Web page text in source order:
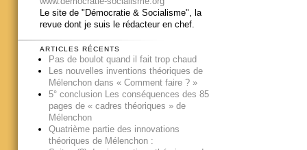
Le site de "Démocratie & Socialisme", la
revue dont je suis le rédacteur en chef.
ARTICLES RÉCENTS
Pas de boulot quand il fait trop chaud
Les nouvelles inventions théoriques de
Mélenchon dans « Comment faire ? »
5° conclusion Les conséquences des 85
pages de « cadres théoriques » de
Mélenchon
Quatrième partie des innovations
théoriques de Mélenchon :